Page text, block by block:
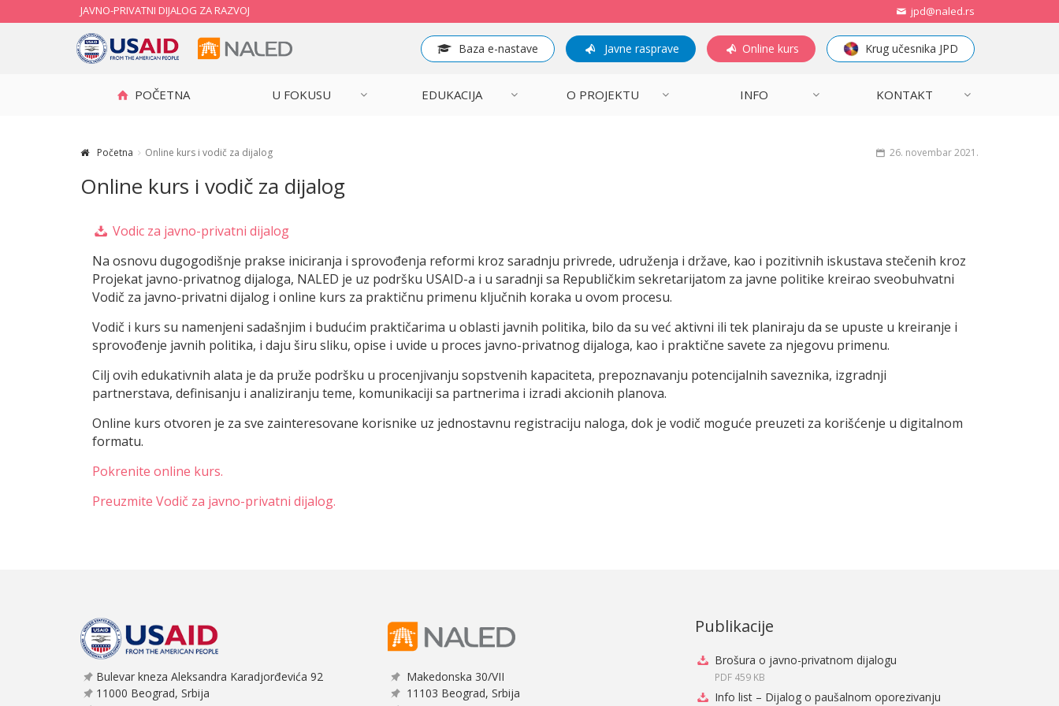
JAVNO-PRIVATNI DIJALOG ZA RAZVOJ jpd@naled.rs
Baza e-nastave Javne rasprave Online kurs Krug učesnika JPD
POČETNA U FOKUSU EDUKACIJA O PROJEKTU INFO KONTAKT
Početna Online kurs i vodič za dijalog 26. novembar 2021.
Online kurs i vodič za dijalog
Vodic za javno-privatni dijalog
Na osnovu dugogodišnje prakse iniciranja i sprovođenja reformi kroz saradnju privrede, udruženja i države, kao i pozitivnih iskustava stečenih kroz
Projekat javno-privatnog dijaloga, NALED je uz podršku USAID-a i u saradnji sa Republičkim sekretarijatom za javne politike kreirao sveobuhvatni
Vodič za javno-privatni dijalog i online kurs za praktičnu primenu ključnih koraka u ovom procesu.
Vodič i kurs su namenjeni sadašnjim i budućim praktičarima u oblasti javnih politika, bilo da su već aktivni ili tek planiraju da se upuste u kreiranje i
sprovođenje javnih politika, i daju širu sliku, opise i uvide u proces javno-privatnog dijaloga, kao i praktične savete za njegovu primenu.
Cilj ovih edukativnih alata je da pruže podršku u procenjivanju sopstvenih kapaciteta, prepoznavanju potencijalnih saveznika, izgradnji
partnerstava, definisanju i analiziranju teme, komunikaciji sa partnerima i izradi akcionih planova.
Online kurs otvoren je za sve zainteresovane korisnike uz jednostavnu registraciju naloga, dok je vodič moguće preuzeti za korišćenje u digitalnom
formatu.
Pokrenite online kurs.
Preuzmite Vodič za javno-privatni dijalog.
Bulevar kneza Aleksandra Karadjorđevića 92
11000 Beograd, Srbija
Makedonska 30/VII
11103 Beograd, Srbija
Publikacije
Brošura o javno-privatnom dijalogu
PDF 459 KB
Info list – Dijalog o paušalnom oporezivanju